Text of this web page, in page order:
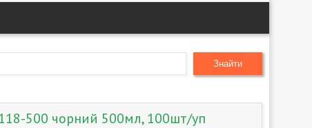
Знайти
500 чорний 500мл, 100шт/уп